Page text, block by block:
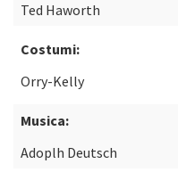
Ted Haworth
Costumi:
Orry-Kelly
Musica:
Adoplh Deutsch